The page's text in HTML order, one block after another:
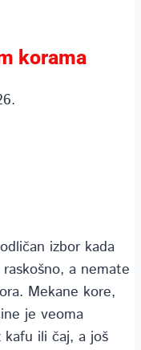
korama
izbor kada
a nemate
Mekane kore,
je veoma
ili čaj, a još